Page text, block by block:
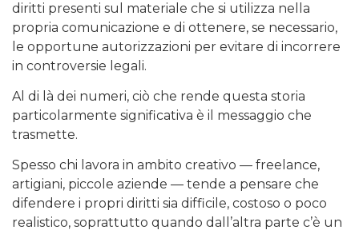
diritti presenti sul materiale che si utilizza nella
propria comunicazione e di ottenere, se necessario,
le opportune autorizzazioni per evitare di incorrere
in controversie legali.
Al di là dei numeri, ciò che rende questa storia
particolarmente significativa è il messaggio che
trasmette.
Spesso chi lavora in ambito creativo — freelance,
artigiani, piccole aziende — tende a pensare che
difendere i propri diritti sia difficile, costoso o poco
realistico, soprattutto quando dall’altra parte c’è un